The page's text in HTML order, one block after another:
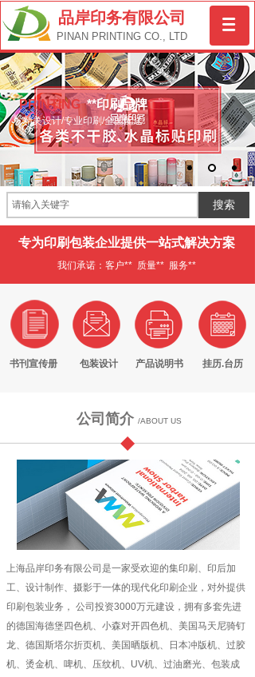
品岸印务有限公司
PINAN PRINTING CO., LTD
PRINTING**印刷品牌
精美设计/专业印刷/全国配送
搜索
专为印刷包装企业提供一站式解决方案
我们承诺：客户** 质量** 服务**
书刊宣传册 包装设计 产品说明书 挂历.台历
上海品岸印务有限公司是一家受欢迎的集印刷、印后加
工、设计制作、摄影于一体的现代化印刷企业，对外提供
印刷包装业务， 公司投资3000万元建设，拥有多套先进
的德国海德堡四色机、小森对开四色机、美国马天尼骑钉
龙、德国斯塔尔折页机、美国晒版机、日本冲版机、过胶
机、烫金机、啤机、压纹机、UV机、过油磨光、包装成
公司简介 /ABOUT US